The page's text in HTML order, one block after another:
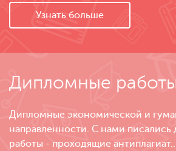
Узнать больше
Дипломные
Дипломные экономической и
направленности. С нами
работы - проходящие